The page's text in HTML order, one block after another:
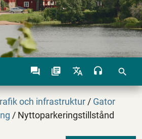
search
och infrastruktur / Gator
/ Nyttoparkeringstillstånd